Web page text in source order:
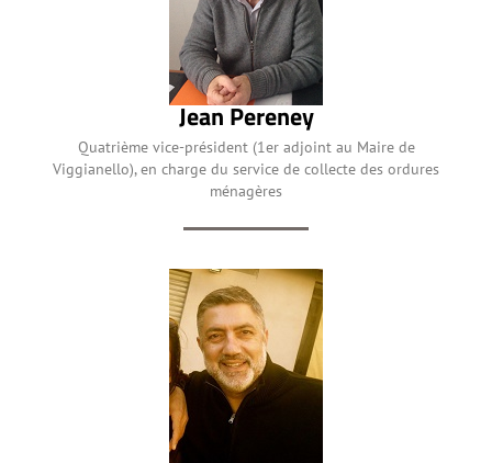
Jean Pereney
Quatrième vice-président (1er adjoint au Maire de
Viggianello), en charge du service de collecte des ordures
ménagères